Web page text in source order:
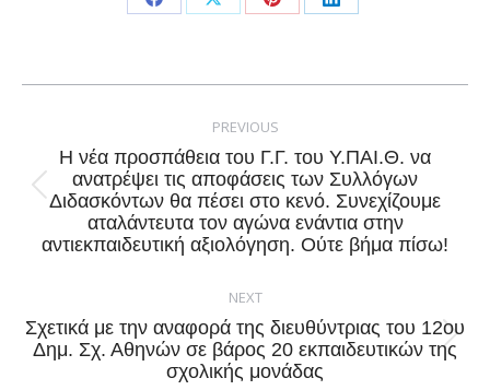
Share
Facebook
Share
X
Share
Pinterest
Share
LinkedIn
PREVIOUS
Previous
post:
Η νέα προσπάθεια του Γ.Γ. του Υ.ΠΑΙ.Θ. να
ανατρέψει τις αποφάσεις των Συλλόγων
Διδασκόντων θα πέσει στο κενό. Συνεχίζουμε
αταλάντευτα τον αγώνα ενάντια στην
αντιεκπαιδευτική αξιολόγηση. Ούτε βήμα πίσω!
NEXT
Next
post:
Σχετικά με την αναφορά της διευθύντριας του 12ου
Δημ. Σχ. Αθηνών σε βάρος 20 εκπαιδευτικών της
σχολικής μονάδας